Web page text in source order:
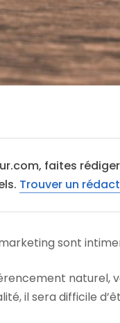
faites
Trouver un
sont
naturel,
il sera difficile